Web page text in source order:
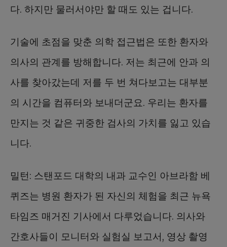
다. 하지만 물러서야만 할 때도 있는 겁니다.
기술에 초점을 맞춘 의학 접근법은 또한 환자와
의사의 관계를 방해합니다. 저는 최근에 안과 의
사를 찾아갔는데 저를 두 번 쳐다보고는 대부분
의 시간을 컴퓨터와 보내더군요. 우리는 환자를
만지는 것 같은 귀중한 검사의 가치를 잃고 있습
니다.
밀턴: 스탠포드 대학의 내과 교수인 아브라함 베
퀴즈는 병원 환자가 된 자신의 체험을 최근 뉴욕
타임즈 매거진 기사에서 다루었습니다. 의사와
간호사들이 모니터와 실험실 보고서, 영상 촬영